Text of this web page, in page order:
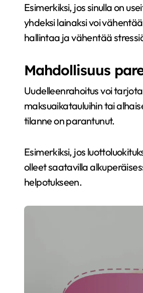
Esimerkiksi, jos sinulla on
yhdeksi lainaksi voi
hallintaa ja vähentää
Mahdollisuus
Uudelleenrahoitus voi
maksuaikatauluihin tai
tilanne on parantunut.
Esimerkiksi, jos
olleet saatavilla
helpotukseen.